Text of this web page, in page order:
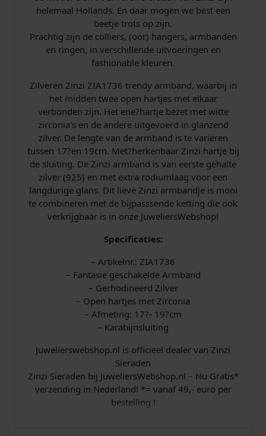
Z
i
r
c
o
i
a
a
a
n
t
a
l
helemaal Hollands. En daar mogen we best een
beetje trots op zijn.
Prachtig zijn de colliers, (oor) hangers, armbanden
en ringen, in verschillende uitvoeringen en
fashionable kleuren.
Zilveren Zinzi ZIA1736 trendy armband, waarbij in
het midden twee open hartjes met elkaar
verbonden zijn. Het ene?hartje bezet met witte
zirconia’s en de andere uitgevoerd in glanzend
zilver. De lengte van de armband is te variëren
tussen 17?en 19cm. Met?herkenbaar Zinzi hartje bij
de sluiting. De Zinzi armband is van eerste gehalte
zilver (925) en met extra rodiumlaag voor een
langdurige glans. Dit lieve Zinzi armbandje is mooi
te combineren met de bijpasssende ketting die ook
verkrijgbaar is in onze JuweliersWebshop!
Specificaties:
– Artikelnr.: ZIA1736
– Fantasie geschakelde Armband
– Gerhodineerd Zilver
– Open hartjes met Zirconia
– Afmeting: 17?- 19?cm
– Karabijnsluiting
Juwelierswebshop.nl is officieel dealer van Zinzi
Sieraden
Zinzi Sieraden bij JuweliersWebshop.nl – Nu Gratis*
verzending in Nederland! *= vanaf 49,- euro per
bestelling !